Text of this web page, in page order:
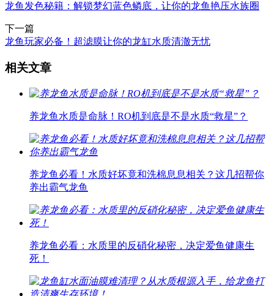
龙鱼发色秘籍：解锁梦幻蓝色鳞底，让你的龙鱼艳压水族圈
下一篇
龙鱼玩家必备！超滤膜让你的龙缸水质清澈无忧
相关文章
养龙鱼水质是命脉！RO机到底是不是水质“救星”？
养龙鱼必看！水质好坏竟和洗棉息息相关？这几招帮你
养出霸气龙鱼
养龙鱼必看：水质里的反硝化秘密，决定爱鱼健康生
死！